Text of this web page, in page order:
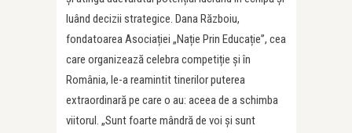
luând decizii strategice. Dana Războiu,
fondatoarea Asociației „Nație Prin Educație”, cea
care organizează celebra competiție și în
România, le-a reamintit tinerilor puterea
extraordinară pe care o au: aceea de a schimba
viitorul. „Sunt foarte mândră de voi și sunt